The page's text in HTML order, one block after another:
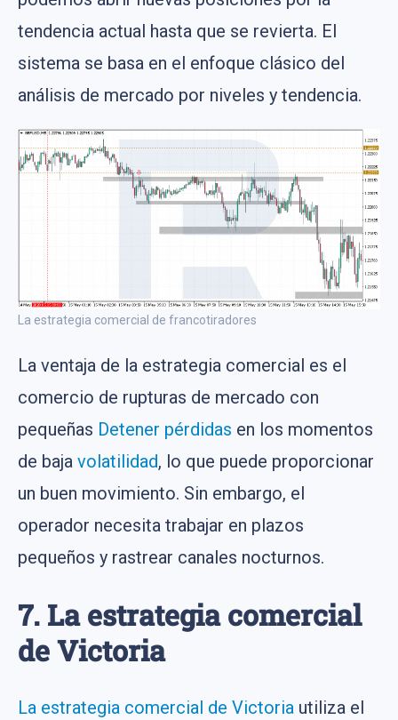
tendencia actual hasta que se revierta. El
sistema se basa en el enfoque clásico del
análisis de mercado por niveles y tendencia.
La estrategia comercial de francotiradores
La ventaja de la estrategia comercial es el
comercio de rupturas de mercado con
pequeñas Detener pérdidas en los momentos
de baja volatilidad, lo que puede proporcionar
un buen movimiento. Sin embargo, el
operador necesita trabajar en plazos
pequeños y rastrear canales nocturnos.
7. La estrategia comercial
de Victoria
La estrategia comercial de Victoria utiliza el